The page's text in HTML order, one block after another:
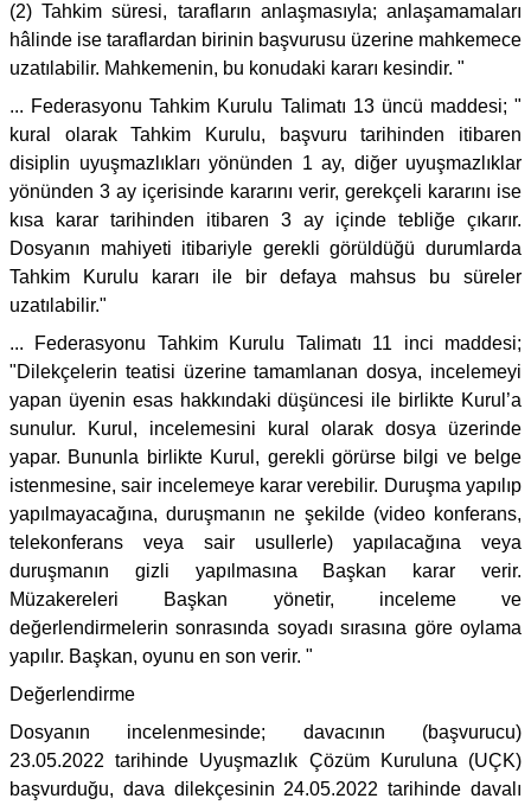
(2) Tahkim süresi, tarafların anlaşmasıyla; anlaşamamaları
hâlinde ise taraflardan birinin başvurusu üzerine mahkemece
uzatılabilir. Mahkemenin, bu konudaki kararı kesindir. "
... Federasyonu Tahkim Kurulu Talimatı 13 üncü maddesi; "
kural olarak Tahkim Kurulu, başvuru tarihinden itibaren
disiplin uyuşmazlıkları yönünden 1 ay, diğer uyuşmazlıklar
yönünden 3 ay içerisinde kararını verir, gerekçeli kararını ise
kısa karar tarihinden itibaren 3 ay içinde tebliğe çıkarır.
Dosyanın mahiyeti itibariyle gerekli görüldüğü durumlarda
Tahkim Kurulu kararı ile bir defaya mahsus bu süreler
uzatılabilir."
... Federasyonu Tahkim Kurulu Talimatı 11 inci maddesi;
"Dilekçelerin teatisi üzerine tamamlanan dosya, incelemeyi
yapan üyenin esas hakkındaki düşüncesi ile birlikte Kurul’a
sunulur. Kurul, incelemesini kural olarak dosya üzerinde
yapar. Bununla birlikte Kurul, gerekli görürse bilgi ve belge
istenmesine, sair incelemeye karar verebilir. Duruşma yapılıp
yapılmayacağına, duruşmanın ne şekilde (video konferans,
telekonferans veya sair usullerle) yapılacağına veya
duruşmanın gizli yapılmasına Başkan karar verir.
Müzakereleri Başkan yönetir, inceleme ve
değerlendirmelerin sonrasında soyadı sırasına göre oylama
yapılır. Başkan, oyunu en son verir. "
Değerlendirme
Dosyanın incelenmesinde; davacının (başvurucu)
23.05.2022 tarihinde Uyuşmazlık Çözüm Kuruluna (UÇK)
başvurduğu, dava dilekçesinin 24.05.2022 tarihinde davalı